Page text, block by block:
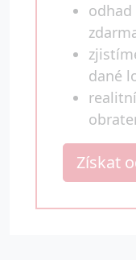
odhad
dané
Získat